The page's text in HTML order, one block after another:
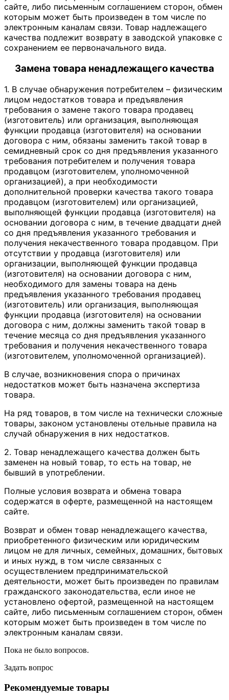
сайте, либо письменным соглашением сторон, обмен
которым может быть произведен в том числе по
электронным каналам связи. Товар надлежащего
качества подлежит возврату в заводской упаковке с
сохранением ее первоначального вида.
Замена товара ненадлежащего качества
1. В случае обнаружения потребителем – физическим
лицом недостатков товара и предъявления
требования о замене такого товара продавец
(изготовитель) или организация, выполняющая
функции продавца (изготовителя) на основании
договора с ним, обязаны заменить такой товар в
семидневный срок со дня предъявления указанного
требования потребителем и получения товара
продавцом (изготовителем, уполномоченной
организацией), а при необходимости
дополнительной проверки качества такого товара
продавцом (изготовителем) или организацией,
выполняющей функции продавца (изготовителя) на
основании договора с ним, в течение двадцати дней
со дня предъявления указанного требования и
получения некачественного товара продавцом. При
отсутствии у продавца (изготовителя) или
организации, выполняющей функции продавца
(изготовителя) на основании договора с ним,
необходимого для замены товара на день
предъявления указанного требования продавец
(изготовитель) или организация, выполняющая
функции продавца (изготовителя) на основании
договора с ним, должны заменить такой товар в
течение месяца со дня предъявления указанного
требования и получения некачественного товара
(изготовителем, уполномоченной организацией).
В случае, возникновения спора о причинах
недостатков может быть назначена экспертиза
товара.
На ряд товаров, в том числе на технически сложные
товары, законом установлены отельные правила на
случай обнаружения в них недостатков.
2. Товар ненадлежащего качества должен быть
заменен на новый товар, то есть на товар, не
бывший в употреблении.
Полные условия возврата и обмена товара
содержатся в оферте, размещенной на настоящем
сайте.
Возврат и обмен товар ненадлежащего качества,
приобретенного физическим или юридическим
лицом не для личных, семейных, домашних, бытовых
и иных нужд, в том числе связанных с
осуществлением предпринимательской
деятельности, может быть произведен по правилам
гражданского законодательства, если иное не
установлено офертой, размещенной на настоящем
сайте, либо письменным соглашением сторон, обмен
которым может быть произведен в том числе по
электронным каналам связи.
Пока не было вопросов.
Задать вопрос
Рекомендуемые товары